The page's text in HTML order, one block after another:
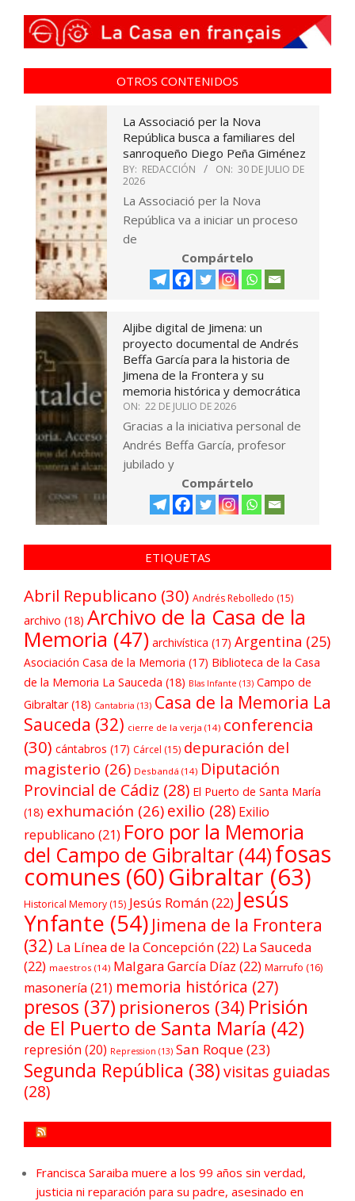
OTROS CONTENIDOS
La Associació per la Nova
República busca a familiares del
sanroqueño Diego Peña Giménez
BY: REDACCIÓN ON: 30 DE JULIO DE
2026
La Associació per la Nova
República va a iniciar un proceso
de
Compártelo
Aljibe digital de Jimena: un
proyecto documental de Andrés
Beffa García para la historia de
Jimena de la Frontera y su
memoria histórica y democrática
ON: 22 DE JULIO DE 2026
Gracias a la iniciativa personal de
Andrés Beffa García, profesor
jubilado y
Compártelo
ETIQUETAS
Abril Republicano (30) Andrés Rebolledo (15)
archivo (18) Archivo de la Casa de la
Memoria (47) archivística (17) Argentina (25)
Asociación Casa de la Memoria (17) Biblioteca de la Casa
de la Memoria La Sauceda (18) Blas Infante (13) Campo de
Gibraltar(18) Cantabria (13) Casa de la Memoria La
Sauceda (32) cierre de la verja (14) conferencia
(30) cántabros (17) Cárcel (15) depuración del
magisterio (26) Desbandá (14) Diputación
Provincial de Cádiz (28) El Puerto de Santa María
(18) exhumación (26) exilio (28) Exilio
republicano (21) Foro por la Memoria
del Campo de Gibraltar (44)fosas
comunes (60)Gibraltar(63)
Historical Memory (15) Jesús Román(22) Jesús
Ynfante (54) Jimena de la Frontera
(32) La Línea de la Concepción(22) La Sauceda
(22) maestros (14) Malgara García Díaz (22) Marrufo (16)
masonería (21) memoria histórica (27)
presos (37) prisioneros (34) Prisión
de El Puerto de Santa María (42)
represión (20) Repression (13) San Roque(23)
Segunda República (38)visitas guiadas
(28)
Francisca Saraiba muere a los 99 años sin verdad,
justicia ni reparación para su padre, asesinado en